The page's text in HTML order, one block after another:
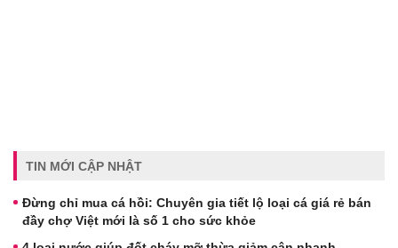
TIN MỚI CẬP NHẬT
Đừng chỉ mua cá hồi: Chuyên gia tiết lộ loại cá giá rẻ bán
đầy chợ Việt mới là số 1 cho sức khỏe